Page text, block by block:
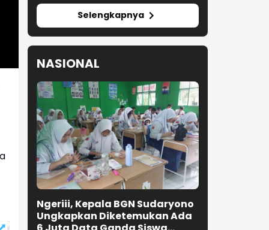
Selengkapnya
NASIONAL
Ngeriii, Kepala BGN Sudaryono
Ungkapkan Diketemukan Ada